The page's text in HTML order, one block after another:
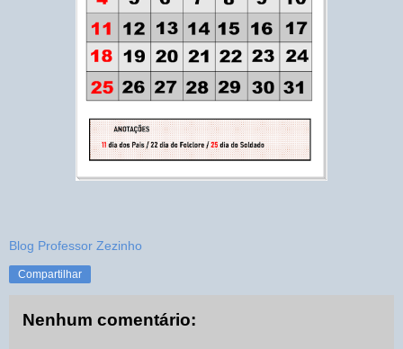
Blog Professor Zezinho
Compartilhar
Nenhum comentário: